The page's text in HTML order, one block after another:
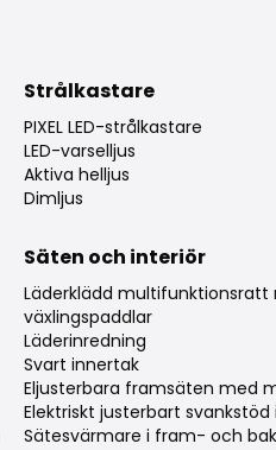
Strålkastare
PIXEL LED-strålkastare
LED-varselljus
Aktiva helljus
Dimljus
Säten och interiör
Läderklädd multifunktionsratt
växlingspaddlar
Läderinredning
Svart innertak
Eljusterbara framsäten med
Elektriskt justerbart
Sätesvärmare i fram- och